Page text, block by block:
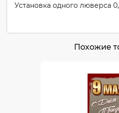
Установка одного люверса
Похожие